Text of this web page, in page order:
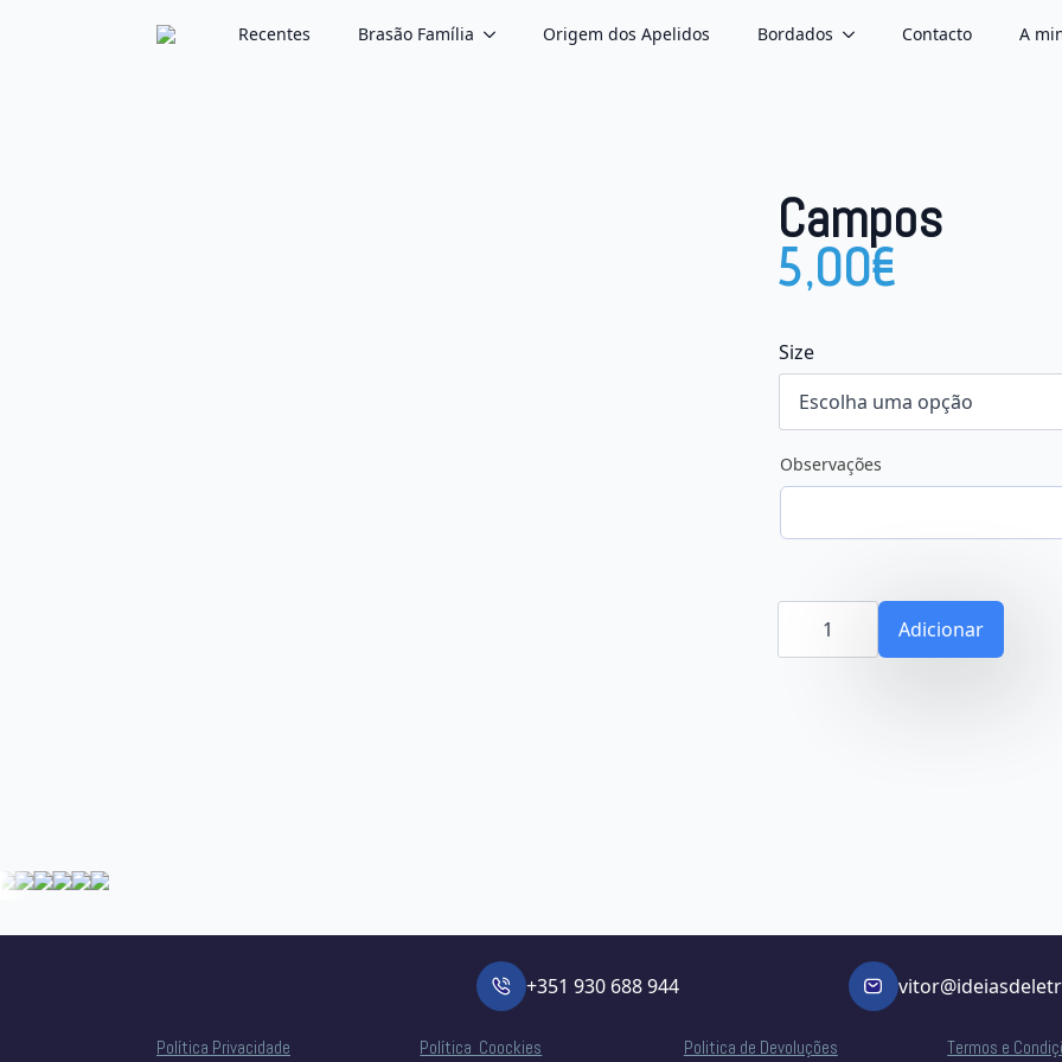
Recentes Brasão Família Origem dos Apelidos Bordados Contacto A
Campos
5,00€
Size
Observações
Quantidade
Adicionar
+351 930 688 944
Política Privacidade Política Coockies Politica de Devoluções Termos e